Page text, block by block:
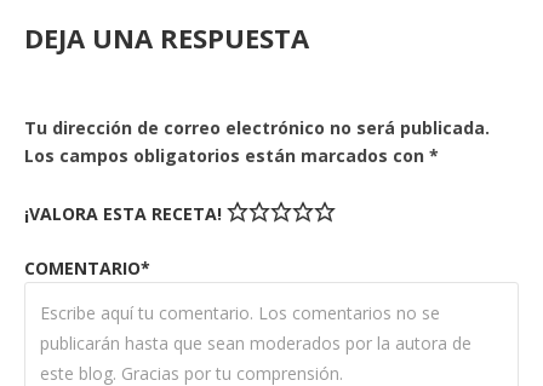
DEJA UNA RESPUESTA
Tu dirección de correo electrónico no será publicada.
Los campos obligatorios están marcados con *
¡VALORA ESTA RECETA!
COMENTARIO*